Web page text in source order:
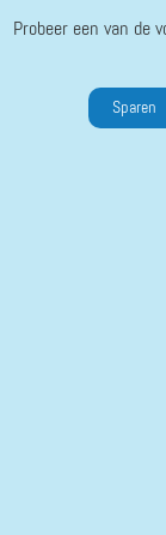
Probeer een van de
Sparen